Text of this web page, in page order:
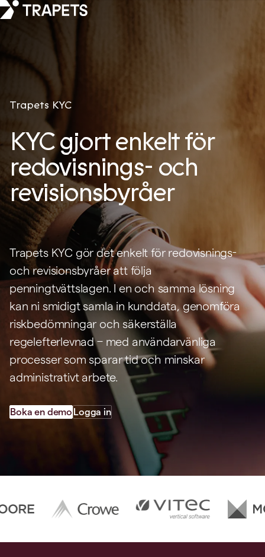
Trapets KYC
KYC gjort enkelt för
redovisnings- och
revisionsbyråer
Trapets KYC gör det enkelt för redovisnings-
och revisionsbyråer att följa
penningtvättslagen. I en och samma lösning
kan ni smidigt samla in kunddata, genomföra
riskbedömningar och säkerställa
regelefterlevnad – med användarvänliga
processer som sparar tid och minskar
administrativt arbete.
Boka en demo Logga in